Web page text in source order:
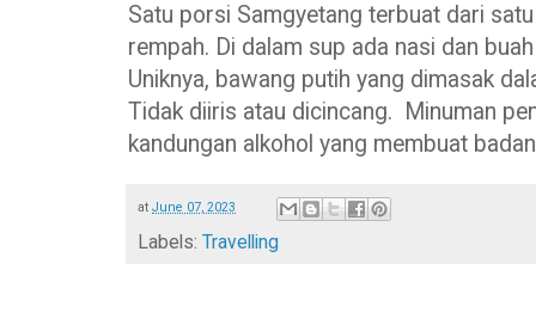
Satu porsi Samgyetang terbuat dari
rempah. Di dalam sup ada nasi dan
Uniknya, bawang putih yang dimasak
Tidak diiris atau dicincang. Minuman
kandungan alkohol yang membuat
at June 07, 2023
Labels: Travelling